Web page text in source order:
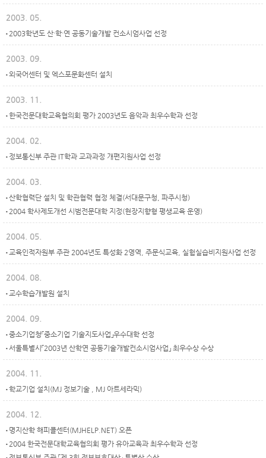
2003. 05.
2003학년도 산·학·연 공동기술개발 컨소시엄사업 선정
2003. 09.
외국어센터 및 엑스포문화센터 설치
2003. 11.
한국전문대학교육협의회 평가 2003년도 음악과 최우수학과 선정
2004. 02.
정보통신부 주관 IT학과 교과과정 개편지원사업 선정
2004. 03.
산학협력단 설치 및 학관협력 협정 체결(서대문구청, 파주시청)
2004 학사제도개선 시범전문대학 지정(현장지향형 평생교육 운영)
2004. 05.
교육인적자원부 주관 2004년도 특성화 2영역, 주문식교육, 실험실습비지원사업 선정
2004. 08.
교수학습개발원 설치
2004. 09.
중소기업청「중소기업 기술지도사업」우수대학 선정
서울특별시「2003년 산학연 공동기술개발컨소시엄사업」 최우수상 수상
2004. 11.
학교기업 설치(MJ 정보기술 , MJ 아트세라믹)
2004. 12.
명지산학 해피콜센터(MJHELP.NET) 오픈
2004 한국전문대학교육협의회 평가 유아교육과 최우수학과 선정